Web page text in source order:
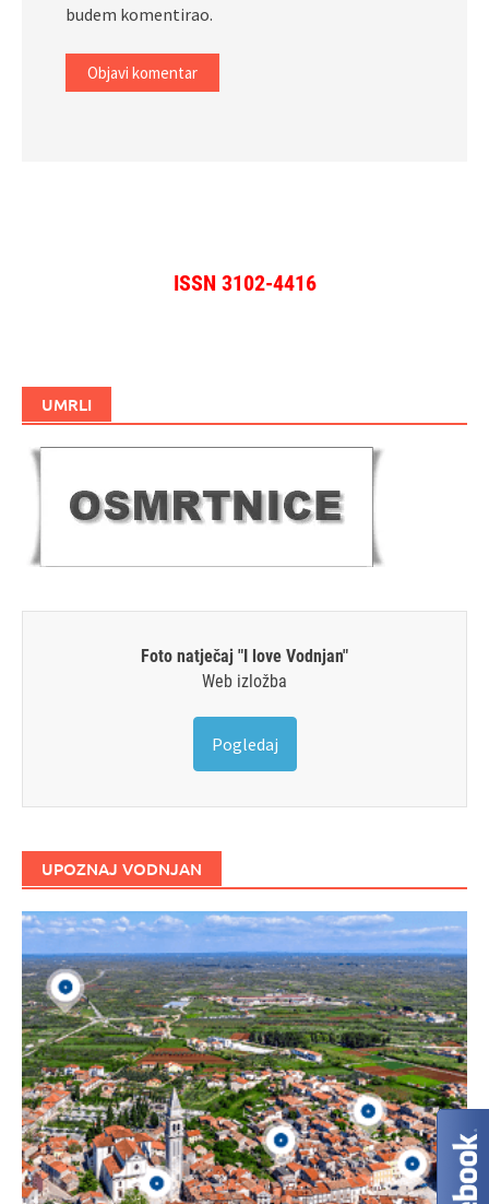
budem komentirao.
ISSN 3102-4416
UMRLI
Foto natječaj "I love Vodnjan"
Web izložba
Pogledaj
UPOZNAJ VODNJAN